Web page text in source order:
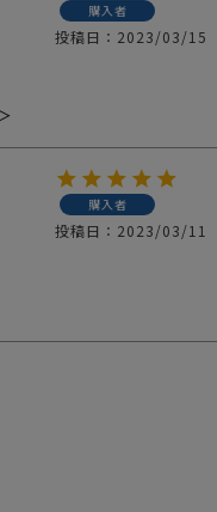
購入者
投稿日 2023/03/15
購入者
投稿日 2023/03/11